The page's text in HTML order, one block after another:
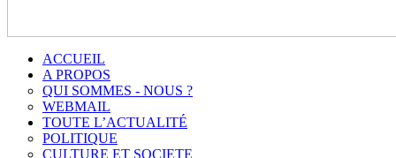
ACCUEIL
A PROPOS
QUI SOMMES - NOUS ?
WEBMAIL
TOUTE L’ACTUALITÉ
POLITIQUE
CULTURE ET SOCIETE